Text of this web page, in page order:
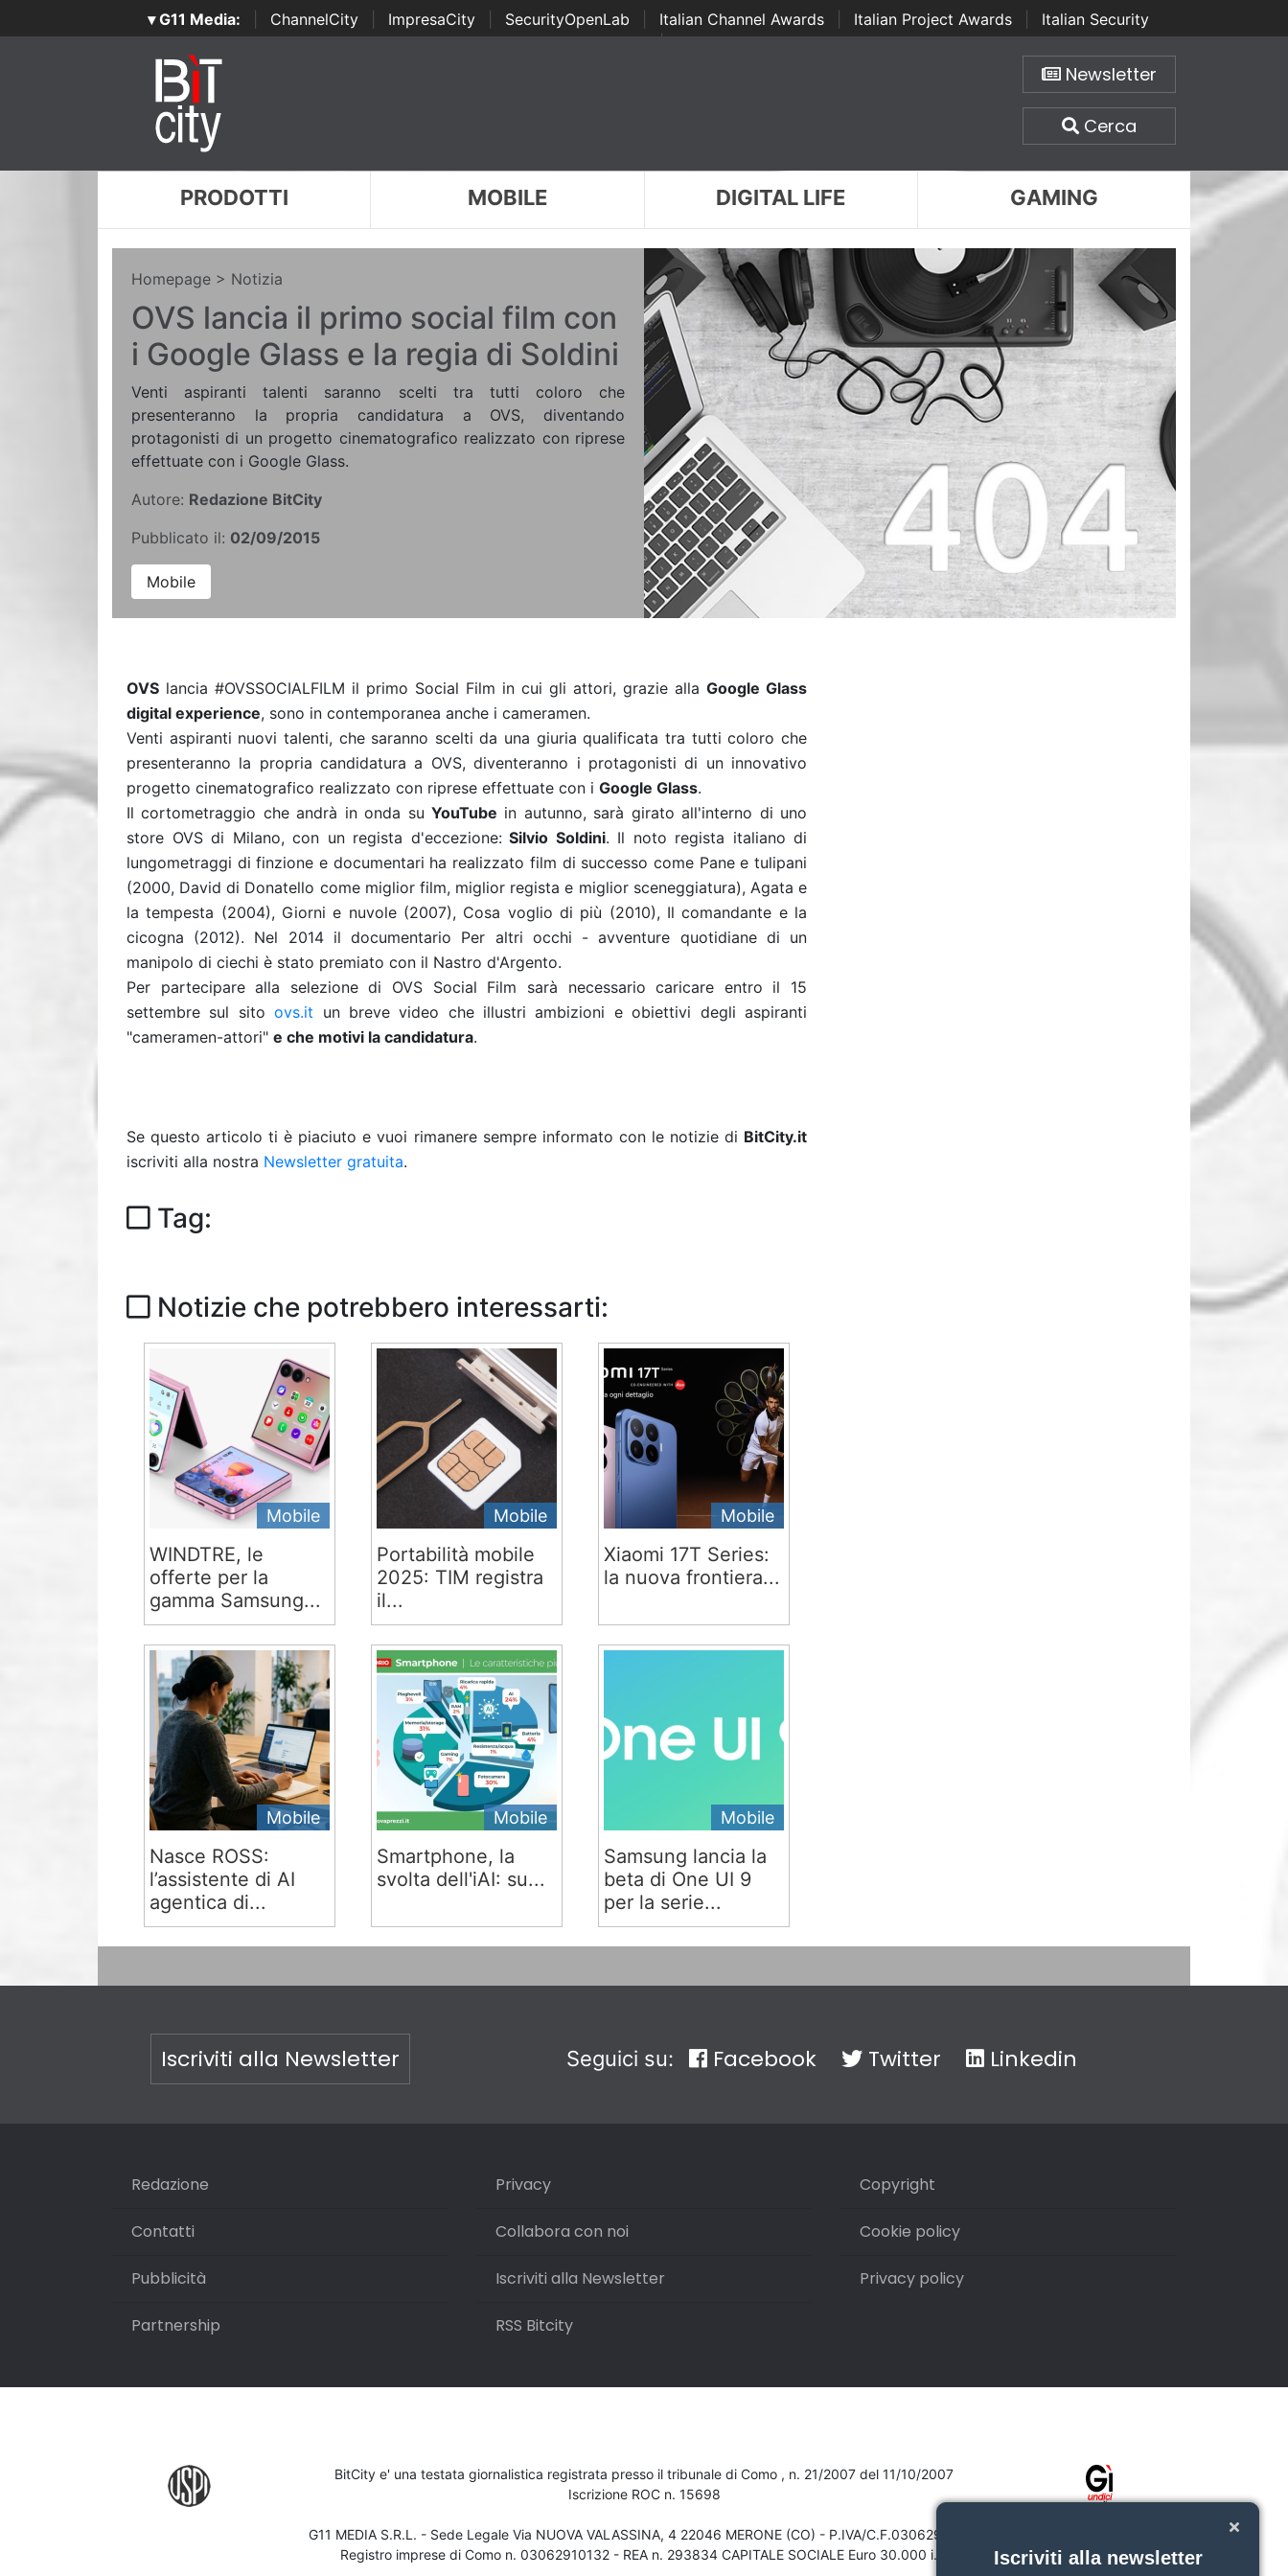
▾ G11 Media: ChannelCity ImpresaCity SecurityOpenLab Italian Channel Awards Italian Project Awards
Italian Security
Awards | ...
Newsletter
Cerca
PRODOTTI MOBILE DIGITAL LIFE GAMING
Homepage > Notizia
OVS lancia il primo social film con
i Google Glass e la regia di Soldini
Venti aspiranti talenti saranno scelti tra tutti coloro che
presenteranno la propria candidatura a OVS, diventando
protagonisti di un progetto cinematografico realizzato con riprese
effettuate con i Google Glass.
Autore: Redazione BitCity
Pubblicato il: 02/09/2015
Mobile
OVS lancia #OVSSOCIALFILM il primo Social Film in cui gli attori, grazie alla Google Glass
digital experience, sono in contemporanea anche i cameramen.
Venti aspiranti nuovi talenti, che saranno scelti da una giuria qualificata tra tutti coloro che
presenteranno la propria candidatura a OVS, diventeranno i protagonisti di un innovativo
progetto cinematografico realizzato con riprese effettuate con i Google Glass.
Il cortometraggio che andrà in onda su YouTube in autunno, sarà girato all'interno di uno
store OVS di Milano, con un regista d'eccezione:Silvio Soldini. Il noto regista italiano di
lungometraggi di finzione e documentari ha realizzato film di successo come Pane e tulipani
(2000, David di Donatello come miglior film, miglior regista e miglior sceneggiatura), Agata e
la tempesta (2004), Giorni e nuvole (2007), Cosa voglio di più (2010), Il comandante e la
cicogna (2012). Nel 2014 il documentario Per altri occhi - avventure quotidiane di un
manipolo di ciechi è stato premiato con il Nastro d'Argento.
Per partecipare alla selezione di OVS Social Film sarà necessario caricare entro il 15
settembre sul sitoovs.it un breve video che illustri ambizioni e obiettivi degli aspiranti
"cameramen-attori" e che motivi la candidatura.
Se questo articolo ti è piaciuto e vuoi rimanere sempre informato con le notizie di BitCity.it
iscriviti alla nostra Newsletter gratuita.
Tag:
Notizie che potrebbero interessarti:
Mobile
WINDTRE, le
offerte per la
gamma Samsung...
Mobile
Portabilità mobile
2025: TIM registra
il...
Mobile
Xiaomi 17T Series:
la nuova frontiera...
Mobile
Nasce ROSS:
l’assistente di AI
agentica di...
Mobile
Smartphone, la
svolta dell'iAI: su...
Mobile
Samsung lancia la
beta di One UI 9
per la serie...
Iscriviti alla Newsletter Seguici su: Facebook Twitter Linkedin
Redazione
Contatti
Pubblicità
Partnership
Privacy
Collabora con noi
Iscriviti alla Newsletter
RSS Bitcity
Copyright
Cookie policy
Privacy policy
BitCity e' una testata giornalistica registrata presso il tribunale di Como , n. 21/2007 del 11/10/2007
Iscrizione ROC n. 15698
G11 MEDIA S.R.L. - Sede Legale Via NUOVA VALASSINA, 4 22046 MERONE (CO) - P.IVA/C.F.03062910132
Registro imprese di Como n. 03062910132 - REA n. 293834 CAPITALE SOCIALE Euro 30.000 i.v.
Iscriviti alla newsletter